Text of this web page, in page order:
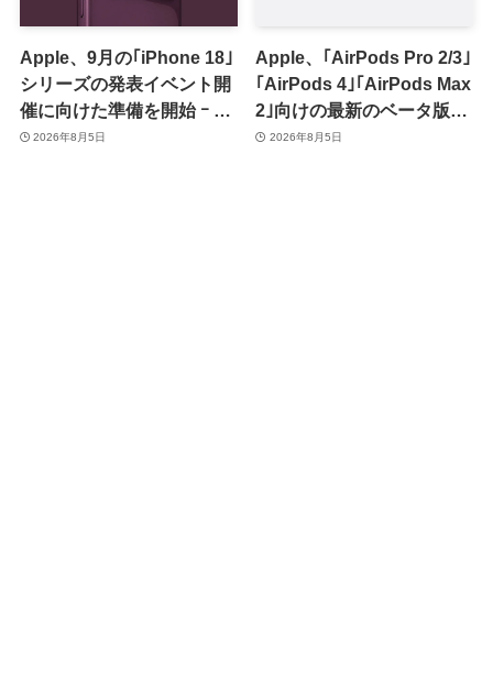
Apple、9月の｢iPhone 18｣
シリーズの発表イベント開
催に向けた準備を開始 ｰ 9
月8日か9月9日に開催見込
2026年8月5日
Apple、｢AirPods Pro 2/3｣
｢AirPods 4｣｢AirPods Max
2｣向けの最新のベータ版フ
ァームウェア｢9A5336b｣を
2026年8月5日